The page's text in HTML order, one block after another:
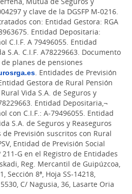
y clave de la DGSFP M-0216.
con: Entidad Gestora: RGA
Entidad Depositaria:
C.I.F. A 79496055. Entidad
S.A. C.I.F. A78229663. Documento
planes de pensiones
. Entidades de Previsión
Gestora de Rural Pensión
Vida S.A. de Seguros y
Entidad Depositaria,¬
con C.I.F.: A-79496055. Entidad
S.A. de Seguros y Reaseguros
de Previsión suscritos con Rural
Entidad de Previsión Social
G en el Registro de Entidades
Reg. Mercantil de Guipúzcoa,
Sección 8ª, Hoja SS-14218,
C/ Nagusia, 36, Lasarte Oria